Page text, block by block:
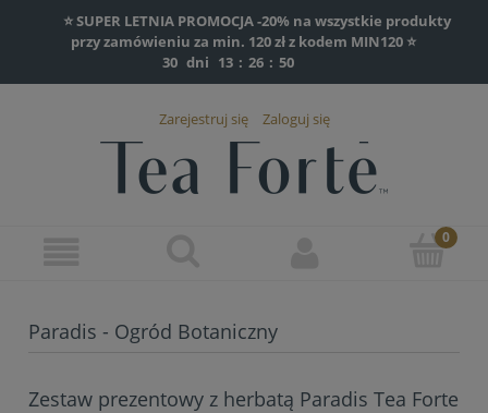
⭐ SUPER LETNIA PROMOCJA -20% na wszystkie produkty
przy zamówieniu za min. 120 zł z kodem MIN120 ⭐
30 dni 13 : 26 : 50
Zarejestruj się Zaloguj się
Paradis - Ogród Botaniczny
Zestaw prezentowy z herbatą Paradis Tea Forte